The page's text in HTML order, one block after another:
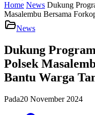
Home News Dukung
Masalembu Bersama
News
Dukung
Polsek
Bantu Warga
Pada20 November 2024